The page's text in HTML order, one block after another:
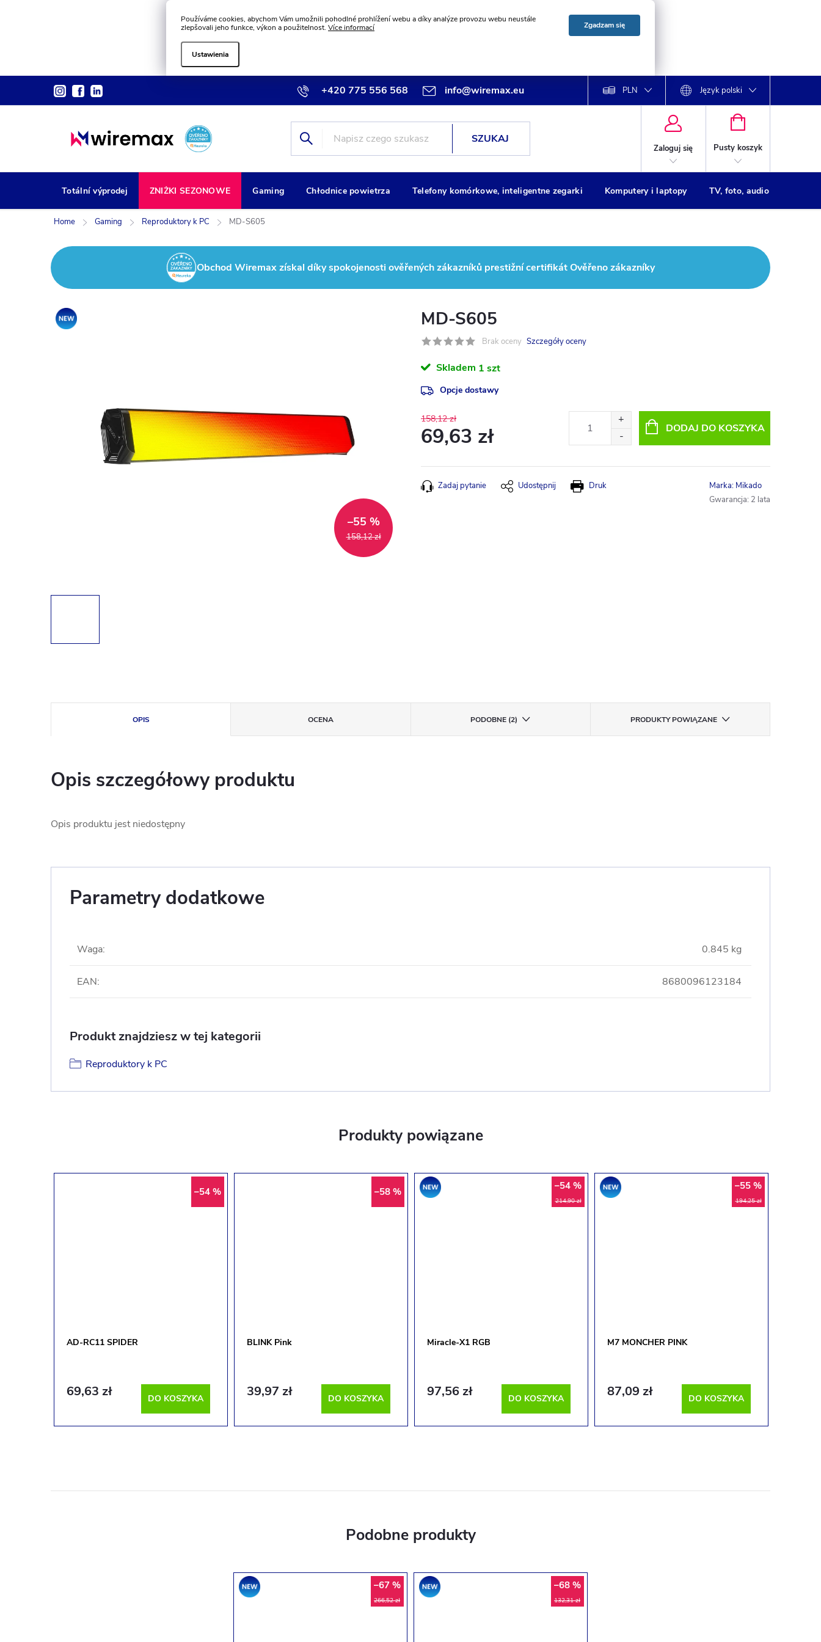
Používáme cookies, abychom Vám umožnili pohodlné prohlížení webu a díky analýze provozu webu neustále
zlepšovali jeho funkce, výkon a použitelnost. Více informací
Ustawienia
Zgadzam się
+420 775 556 568 info@wiremax.eu PLN Język polski
SZUKAJ
Zaloguj się
KOSZYK
Pusty koszyk
Totální výprodej ZNIŻKI SEZONOWE Gaming Chłodnice powietrza Telefony komórkowe, inteligentne zegarki Komputery i laptopy TV, foto, audio
Home Gaming Reproduktory k PC MD-S605
Obchod Wiremax získal díky spokojenosti ověřených zákazníků prestižní certifikát Ověřeno zákazníky
Promocja
158,12 zł
–55 %
MD-S605
Brak oceny Szczegóły oceny
Skladem 1 szt
Opcje dostawy
158,12 zł
69,63 zł
jednostkowa:
DODAJ DO KOSZYKA
Druk
Zadaj pytanie Udostępnij Marka: Mikado
Gwarancja: 2 lata
OPIS OCENA PODOBNE (2) PRODUKTY POWIĄZANE
Opis szczegółowy produktu
Opis produktu jest niedostępny
Parametry dodatkowe
Waga: 0.845 kg
EAN: 8680096123184
Produkt znajdziesz w tej kategorii
Reproduktory k PC
Produkty powiązane
–54 %
AD-RC11 SPIDER
69,63 zł DO KOSZYKA
–58 %
BLINK Pink
39,97 zł DO KOSZYKA
Promocja
214,90 zł
–54 %
Miracle-X1 RGB
97,56 zł DO KOSZYKA
Promocja
194,25 zł
–55 %
M7 MONCHER PINK
87,09 zł DO KOSZYKA
Promocja
266,52 zł
–67 % Promocja
132,31 zł
–68 %